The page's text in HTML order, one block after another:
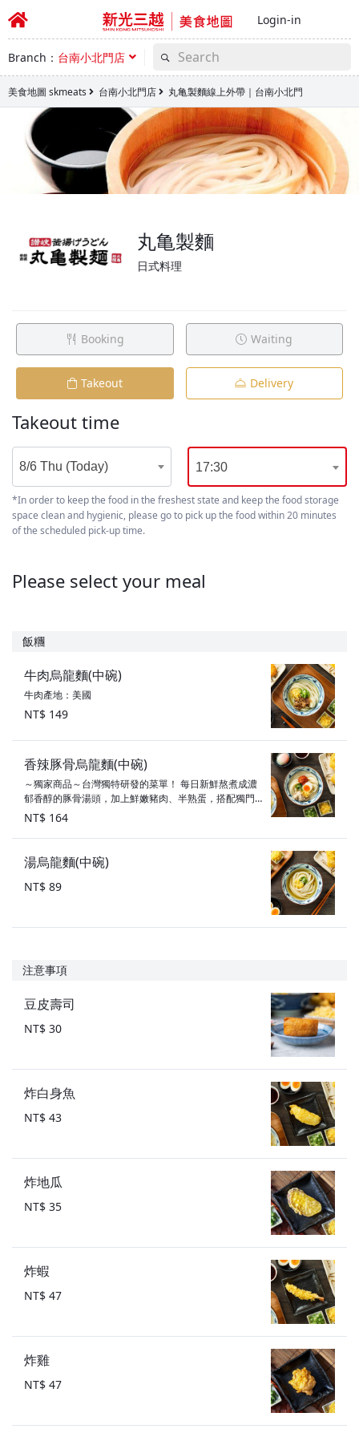
Login-in
Branch： 台南小北門店
美食地圖 skmeats 台南小北門店 丸亀製麵線上外帶｜台南小北門
丸亀製麵
日式料理
Booking Waiting
Takeout Delivery
Takeout time
8/6 Thu (Today) 17:30
*In order to keep the food in the freshest state and keep the food storage
space clean and hygienic, please go to pick up the food within 20 minutes
of the scheduled pick-up time.
Please select your meal
飯糰
牛肉烏龍麵(中碗)
牛肉產地：美國
NT$ 149
香辣豚骨烏龍麵(中碗)
～獨家商品～台灣獨特研發的菜單！ 每日新鮮熬煮成濃
郁香醇的豚骨湯頭，加上鮮嫩豬肉、半熟蛋，搭配獨門
特調香辣醬，帶有淡淡香氣，絲絲微辣感溫暖身心
NT$ 164
湯烏龍麵(中碗)
NT$ 89
注意事項
豆皮壽司
NT$ 30
炸白身魚
NT$ 43
炸地瓜
NT$ 35
炸蝦
NT$ 47
炸雞
NT$ 47